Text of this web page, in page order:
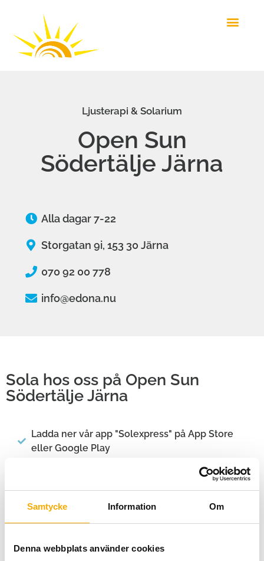
Samtycke Information Om
Denna webbplats använder cookies
Ljusterapi & Solarium
Open Sun
Södertälje Järna
Alla dagar 7-22
Storgatan 9i, 153 30 Järna
070 92 00 778
info@edona.nu
Sola hos oss på Open Sun
Södertälje Järna
Ladda ner vår app "Solexpress" på App Store
eller Google Play
Välj rum och följ instruktionerna för betalning